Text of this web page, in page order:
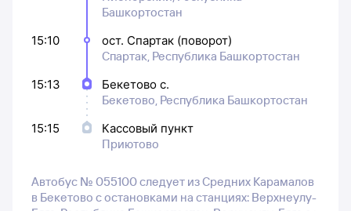
Башкортостан
15:10
ост. Спартак (поворот)
Спартак, Республика Башкортостан
15:13
Бекетово с.
Бекетово, Республика Башкортостан
15:15
Кассовый пункт
Приютово
Автобус № 055100 следует из Средних Карамалов
в Бекетово с остановками на станциях: Верхнеулу-